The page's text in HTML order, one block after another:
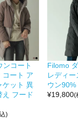
ンコート
コート ア
ケット 異
え フード
)
Filomo
レディ
ウン
¥19,800(